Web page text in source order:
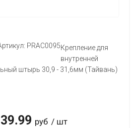
PRAC0095Крепление для
внутренней
штырь 30,9 - 31,6мм (Тайвань)
39.99 руб / шт